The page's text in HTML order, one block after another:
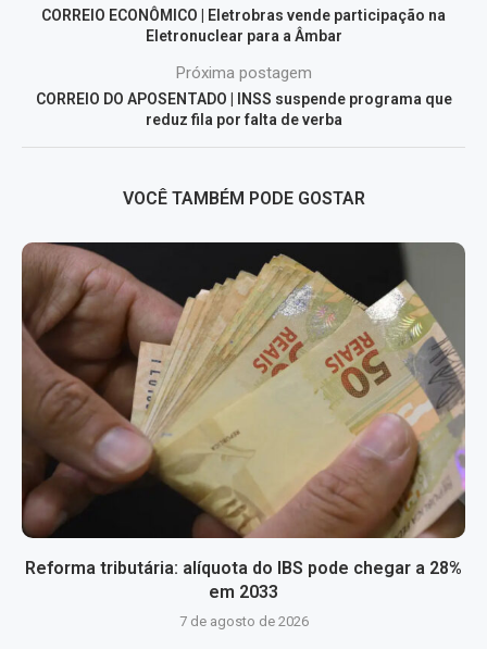
CORREIO ECONÔMICO | Eletrobras vende participação na
Eletronuclear para a Âmbar
Próxima postagem
CORREIO DO APOSENTADO | INSS suspende programa que
reduz fila por falta de verba
VOCÊ TAMBÉM PODE GOSTAR
Reforma tributária: alíquota do IBS pode chegar a 28%
em 2033
7 de agosto de 2026